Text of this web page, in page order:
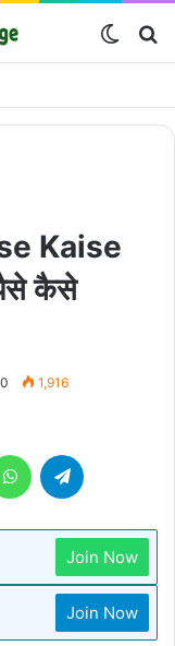
Kaise
कैसे
0 1,916
Join Now
Join Now